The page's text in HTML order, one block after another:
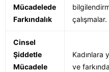
Mücadelede
Farkındalık
çalışmalar.
Cinsel
Şiddetle
Mücadele
Kadınlara
ve